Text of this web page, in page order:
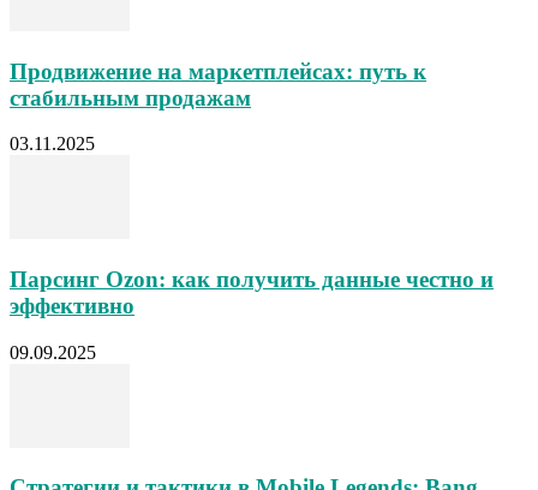
Продвижение на маркетплейсах: путь к
стабильным продажам
03.11.2025
Парсинг Ozon: как получить данные честно и
эффективно
09.09.2025